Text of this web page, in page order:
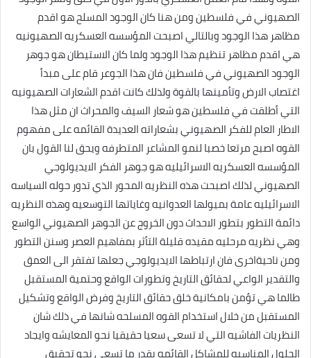
الصهيوني في فلسطين ومن هنا كان الوجود المسلح هو اقدم
مظاهر هذا الوجود وبالتالي اصبحت المؤسسه العسكريه الصهيونيه
هي اقدم مظاهر تنظيم هذا الوجود ولما كان الاستيطان هو جوهر
الوجود الصهيوني في فلسطين فان هذا الجوعر قام على مبدأ
اغتصاب الارض وتأمينها بالقوة ولذلك كانت اقدم الشعارات الصهيونيه
التي أطلقت في فلسطين هو شعار السيف والمحراث ان مثل هذا
الاطار العام للفكر الصهيوني بشعاراته العديدة القائمه على مفهوم
القوه اصبح مرتعا خصبا لنمو المشاعر المتطرفه ويحق لنا القول بان
المؤسسه العسكريه الاسرائيليه هو جوهر الفكر الايديولوجي
الصهيوني لذلك اصبحت هذه النظريه المحور الذي تدور حوله السياسه
الاسرائيليه عامة بميولها العدوانيه وغاياتها التوسعيه وهذه النظريه
دائمة التطور بتطور الاحداث دون الخروج عن الجوهر الصهيوني الواسع
وهي نظريه مرحليه مقيده قليلة التأثر بمفاهيم العصر وسنن التطور
ومن ناحيةاخرى فان ارتباطها الايديولوجي جعلها تفتقر الى العمق
والتقدير الواعي لحقائق التاريخ وتطورات الواقع وحتمية المستقبل
طالما هي تؤمن بامكانية خلق حقائق التاريخ وفرض الواقع وتشكيل
المستقبل من خلال استخدام القوه المسلحه شانها في ذلك شان
النظريات الفاشيه التي لا تسعى سعيا حقيقيا نحو المعايشه وايجاد
الحلول المناسبه للمشاكل القائمه بقدر ما تسعى نحو تحقيق